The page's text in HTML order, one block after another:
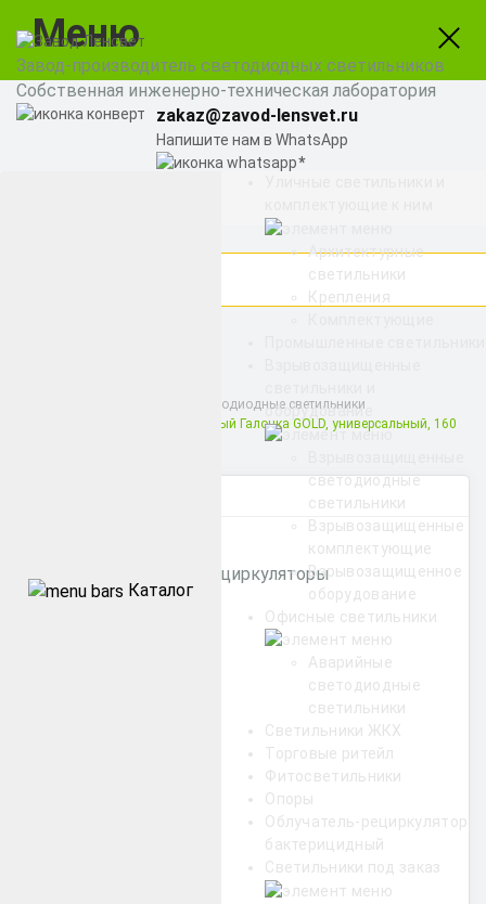
Меню
Завод-производитель светодиодных светильников
Собственная инженерно-техническая лаборатория
zakaz@zavod-lensvet.ru
Напишите нам в WhatsApp
Каталог
Архитектурные
светильники
Крепления
оборудование
светодиодные
светильники
Взрывозащищенные
комплектующие
Взрывозащищенное
оборудование
Офисные светильники
Аварийные
светодиодные
светильники
Светильники ЖКХ
Торговые ритейл
Фитосветильники
Опоры
Облучатель-рециркулятор
бактерицидный
Светильники под заказ
Взрывозащищенные светодиодные светильники
Модуль Взрывозащищенный Галочка GOLD, универсальный, 160
Бактерицидные рециркуляторы